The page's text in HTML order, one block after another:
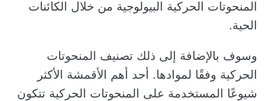
المنحوتات الحركية البيولوجية من خلال الكائنات
الحية.
وسوف بالإضافة إلى ذلك تصنيف المنحوتات
الحركية وفقًا لموادها. أحد أهم الأقمشة الأكثر
شيوعًا المستخدمة على المنحوتات الحركية تتكون